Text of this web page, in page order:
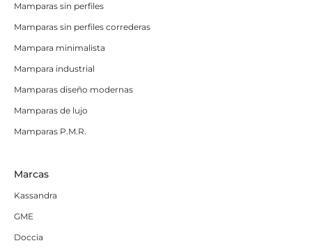
Mamparas sin perfiles
Mamparas sin perfiles correderas
Mampara minimalista
Mampara industrial
Mamparas diseño modernas
Mamparas de lujo
Mamparas P.M.R.
Marcas
Kassandra
GME
Doccia